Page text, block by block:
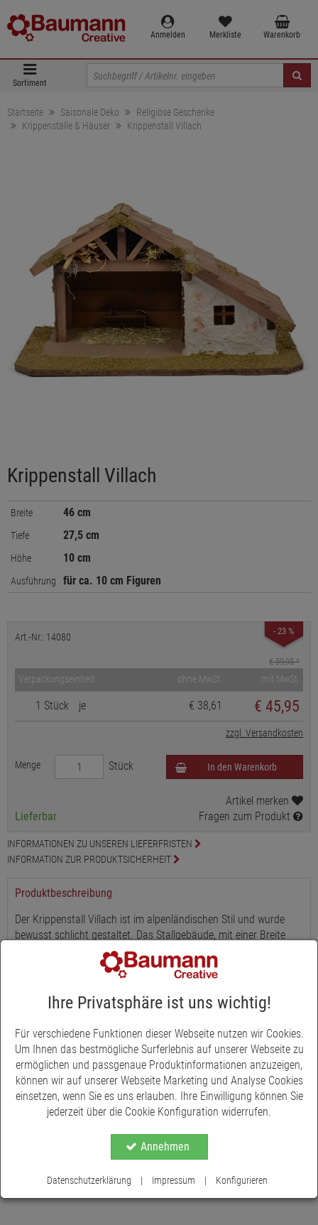
Anmelden Merkliste Warenkorb
Sortiment
Startseite Saisonale Deko
Religiöse Geschenke
Krippenställe & Häuser
Krippenstall Villach
Krippenstall Villach
Breite 46 cm
Tiefe 27,5 cm
Höhe 10 cm
Ausführung für ca. 10 cm Figuren
- 23 %
Art.-Nr.: 14080
€ 59,95*
Verpackungseinheit ohne MwSt. mit MwSt.
1 Stück je € 38,61 € 45,95
zzgl. Versandkosten
Menge Stück In den Warenkorb
Lieferbar
Artikel merken
Fragen zum Produkt
INFORMATIONEN ZU UNSEREN LIEFERFRISTEN
INFORMATION ZUR PRODUKTSICHERHEIT
Produktbeschreibung
Der Krippenstall Villach ist im alpenländischen Stil und wurde
bewusst schlicht gestaltet. Das Stallgebäude, mit einer Breite
von 46 cm, Tiefe von 27,5 cm und über einer Höhe von 24 cm,
ist bis ins Detail liebevoll gestaltet, angefangen mit einem kleinen
gefüllten Heuboden, einer integrierter Futterkrippe an der
Innenwand, mit Holzschindeln als Dach, bis hin zur verputzten
Wänden und einem typischen Sprossenfenster. Er ist für
Krippenfiguren in der Größe von ca. 10 cm geeignet.
Ihre Privatsphäre ist uns wichtig!
Für verschiedene Funktionen dieser Webseite nutzen wir Cookies.
Um Ihnen das bestmögliche Surferlebnis auf unserer Webseite zu
ermöglichen und passgenaue Produktinformationen anzuzeigen,
können wir auf unserer Webseite Marketing und Analyse Cookies
einsetzen, wenn Sie es uns erlauben. Ihre Einwilligung können Sie
jederzeit über die Cookie Konfiguration widerrufen.
Annehmen
Datenschutzerklärung | Impressum | Konfigurieren